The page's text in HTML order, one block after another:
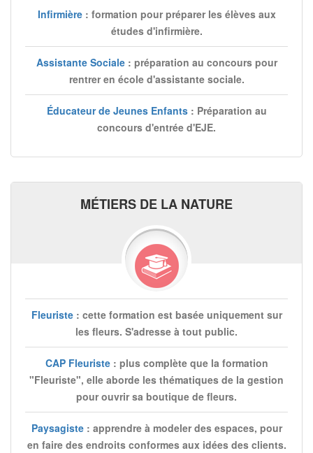
Infirmière: formation pour préparer les élèves aux
études d'infirmière.
Assistante Sociale: préparation au concours pour
rentrer en école d'assistante sociale.
Éducateur de Jeunes Enfants: Préparation au
concours d'entrée d'EJE.
MÉTIERS DE LA NATURE
Fleuriste: cette formation est basée uniquement sur
les fleurs. S'adresse à tout public.
CAP Fleuriste: plus complète que la formation
"Fleuriste", elle aborde les thématiques de la gestion
pour ouvrir sa boutique de fleurs.
Paysagiste: apprendre à modeler des espaces, pour
en faire des endroits conformes aux idées des clients.